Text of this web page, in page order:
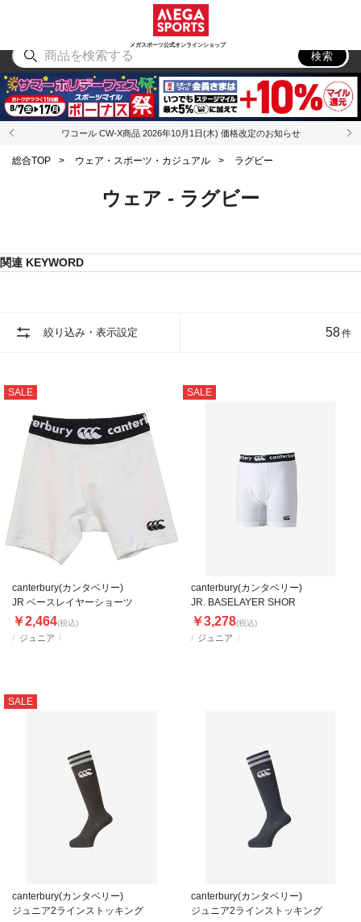
メガスポーツ公式オンラインショップ
アウトドア
検索
ワコール CW-X商品 2026年10月1日(木) 価格改定のお知らせ
総合TOP > ウェア・スポーツ・カジュアル > ラグビー
ウェア - ラグビー
関連 KEYWORD
絞り込み・表示設定 58件
SALE
ジュニア
canterbury(カンタベリー)
JR ベースレイヤーショーツ
￥2,464(税込)
SALE
ジュニア
canterbury(カンタベリー)
JR. BASELAYER SHOR
￥3,278(税込)
SALE
canterbury(カンタベリー)
ジュニア2ラインストッキング
canterbury(カンタベリー)
ジュニア2ラインストッキング